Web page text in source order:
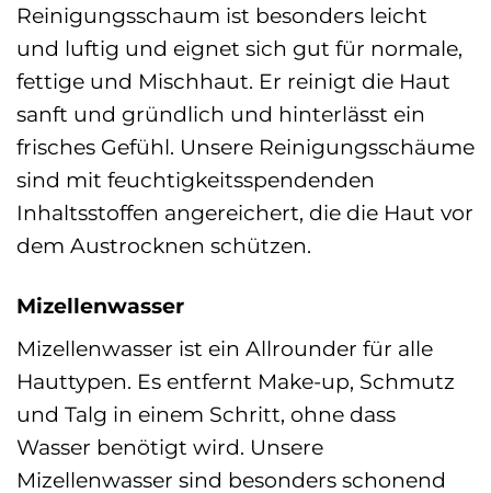
Reinigungsschaum ist besonders leicht
und luftig und eignet sich gut für normale,
fettige und Mischhaut. Er reinigt die Haut
sanft und gründlich und hinterlässt ein
frisches Gefühl. Unsere Reinigungsschäume
sind mit feuchtigkeitsspendenden
Inhaltsstoffen angereichert, die die Haut vor
dem Austrocknen schützen.
Mizellenwasser
Mizellenwasser ist ein Allrounder für alle
Hauttypen. Es entfernt Make-up, Schmutz
und Talg in einem Schritt, ohne dass
Wasser benötigt wird. Unsere
Mizellenwasser sind besonders schonend